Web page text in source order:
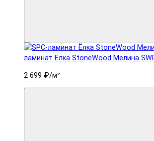
ламинат Ëлка StoneWood Мелина
2 699 ₽/м²